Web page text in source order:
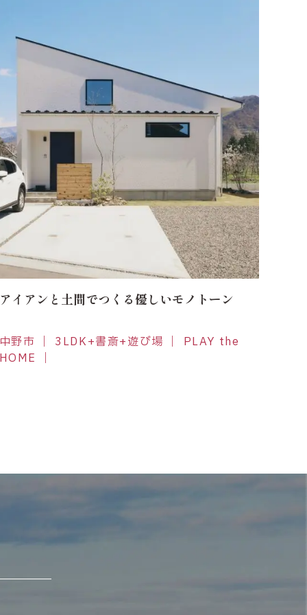
イアンと土間でつくる優しいモノトーン
野市 ｜ 3LDK+書斎+遊び場 ｜ PLAY the
｜